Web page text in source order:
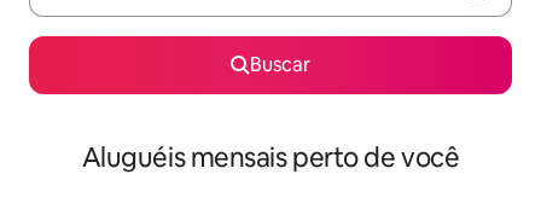
Buscar
Aluguéis mensais perto de você